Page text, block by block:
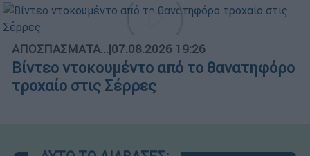
ΑΠΟΣΠΑΣΜΑΤΑ...|07.08.2026 19:26
Βίντεο ντοκουμέντο από το θανατηφόρο
τροχαίο στις Σέρρες